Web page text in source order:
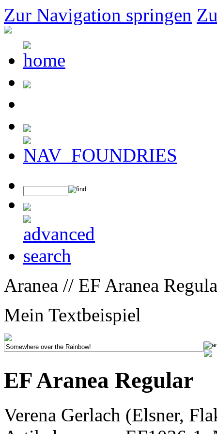
Zur Navigation springen
Aranea // EF Aranea
Mein Textbeispiel
EF Aranea Regular
Verena Gerlach (Elsner,